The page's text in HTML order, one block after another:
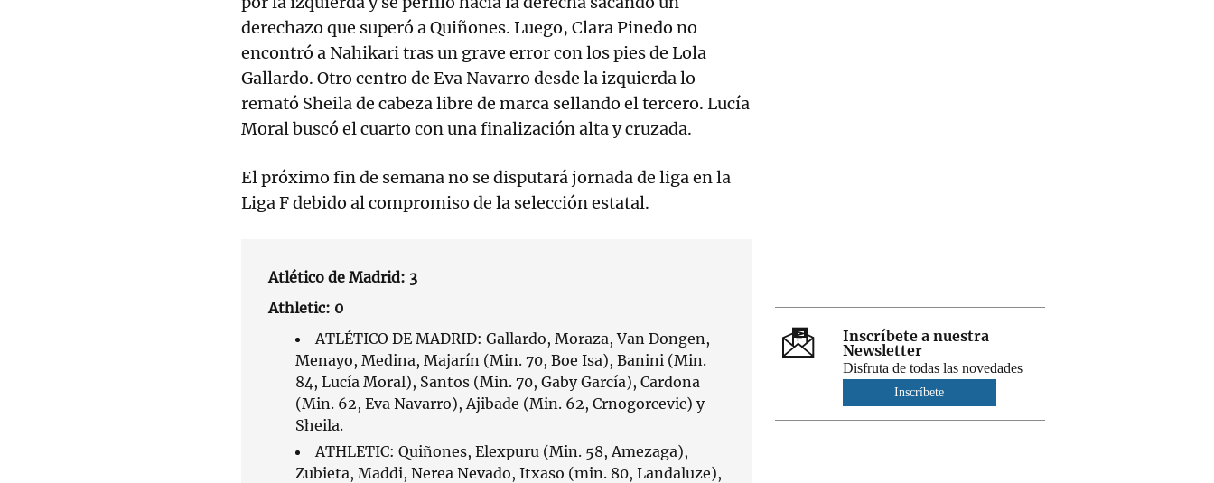
derechazo que superó a Quiñones. Luego, Clara Pinedo no
encontró a Nahikari tras un grave error con los pies de Lola
Gallardo. Otro centro de Eva Navarro desde la izquierda lo
remató Sheila de cabeza libre de marca sellando el tercero. Lucía
Moral buscó el cuarto con una finalización alta y cruzada.
El próximo fin de semana no se disputará jornada de liga en la
Liga F debido al compromiso de la selección estatal.
Atlético de Madrid: 3
Athletic: 0
ATLÉTICO DE MADRID: Gallardo, Moraza, Van Dongen,
Menayo, Medina, Majarín (Min. 70, Boe Isa), Banini (Min.
84, Lucía Moral), Santos (Min. 70, Gaby García), Cardona
(Min. 62, Eva Navarro), Ajibade (Min. 62, Crnogorcevic) y
Sheila.
ATHLETIC: Quiñones, Elexpuru (Min. 58, Amezaga),
Zubieta, Maddi, Nerea Nevado, Itxaso (min. 80, Landaluze),
Inscríbete a nuestra
Newsletter
Disfruta de todas las novedades
Inscríbete